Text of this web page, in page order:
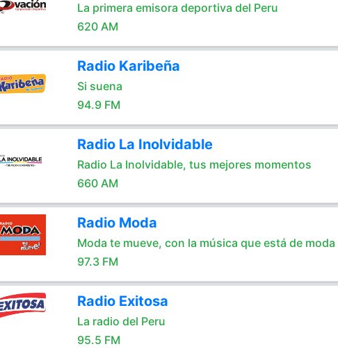
La primera emisora deportiva del Peru
620 AM
Radio Karibeña
Si suena
94.9 FM
Radio La Inolvidable
Radio La Inolvidable, tus mejores momentos
660 AM
Radio Moda
Moda te mueve, con la música que está de moda
97.3 FM
Radio Exitosa
La radio del Peru
95.5 FM